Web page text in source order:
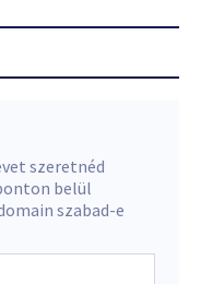
szeretnéd
belül
szabad-e